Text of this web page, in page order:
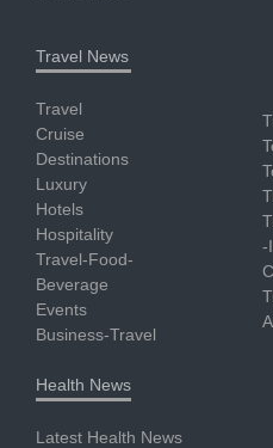
Travel News
Travel
Cruise
Destinations
Luxury
Hotels
Hospitality
Travel-Food-
Beverage
Events
Business-Travel
-
Health News
Latest Health News